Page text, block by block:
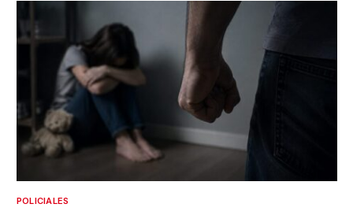
POLICIALES